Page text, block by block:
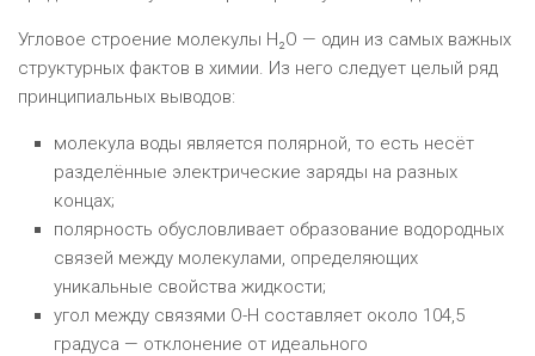
Угловое строение молекулы H₂O — один из самых важных
структурных фактов в химии. Из него следует целый ряд
принципиальных выводов:
молекула воды является полярной, то есть несёт
разделённые электрические заряды на разных
концах;
полярность обусловливает образование водородных
связей между молекулами, определяющих
уникальные свойства жидкости;
угол между связями O-H составляет около 104,5
градуса — отклонение от идеального